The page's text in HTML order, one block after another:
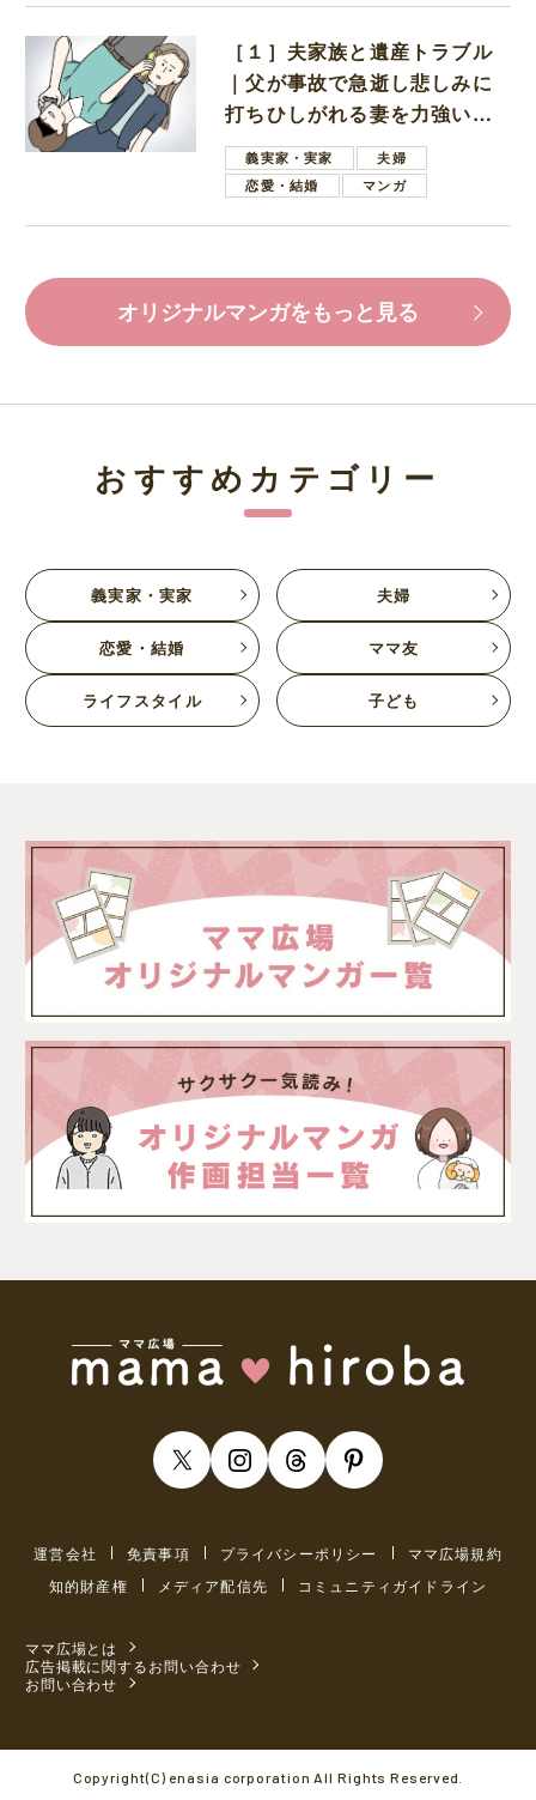
［１］夫家族と遺産トラブル
｜父が事故で急逝し悲しみに
打ちひしがれる妻を力強い言
葉で励ます夫
義実家・実家
夫婦
恋愛・結婚
マンガ
オリジナルマンガをもっと見る
おすすめカテゴリー
義実家・実家 夫婦
恋愛・結婚 ママ友
ライフスタイル 子ども
運営会社 免責事項 プライバシーポリシー
ママ広場規約
知的財産権
メディア配信先 コミュニティガイドライン
ママ広場とは
広告掲載に関するお問い合わせ
お問い合わせ
Copyright(C) enasia corporation All Rights Reserved.